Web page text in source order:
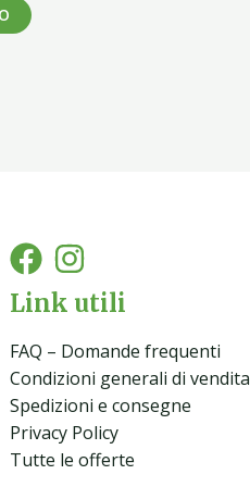
Link utili
FAQ – Domande frequenti
Condizioni generali di vendita
Spedizioni e consegne
Privacy Policy
Tutte le offerte